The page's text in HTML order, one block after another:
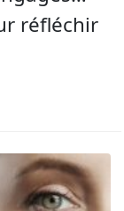
réfléchir